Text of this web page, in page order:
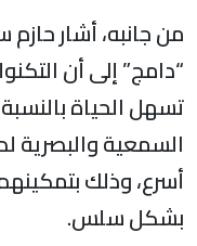
من جانبه، أشار
“دامج” إلى أن
تسهل الحياة
السمعية والبصرية
أسرع، وذلك بتمكينهم
بشكل سلس.